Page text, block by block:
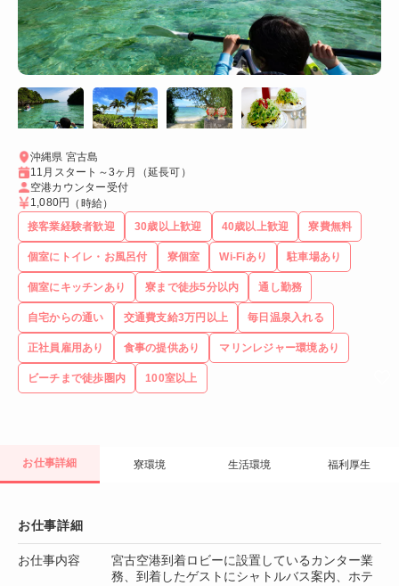
沖縄県 宮古島
11月スタート～3ヶ月（延長可）
空港カウンター受付
1,080円
（時給）
接客業経験者歓迎
30歳以上歓迎 40歳以上歓迎 寮費無料
個室にトイレ・お風呂付 寮個室 Wi-Fiあり 駐車場あり
個室にキッチンあり 寮まで徒歩5分以内 通し勤務
自宅からの通い 交通費支給3万円以上 毎日温泉入れる
正社員雇用あり 食事の提供あり マリンレジャー環境あり
ビーチまで徒歩圏内 100室以上
お仕事詳細 寮環境 生活環境 福利厚生
お仕事詳細
お仕事内容
宮古空港到着ロビーに設置しているカンター業
務、到着したゲストにシャトルバス案内、ホテ